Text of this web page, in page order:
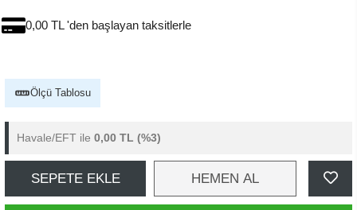
0,00 TL 'den başlayan taksitlerle
Ölçü Tablosu
Havale/EFT ile 0,00 TL (%3)
SEPETE EKLE HEMEN AL